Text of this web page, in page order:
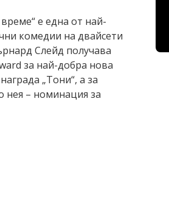
е една от най-
комедии на двайсети
Слейд получава
за най-добра нова
„Тони“, а за
нея – номинация за